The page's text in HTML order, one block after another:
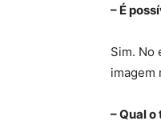
– É
Sim. No
imagem
– Qual